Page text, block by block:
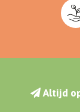
Altijd